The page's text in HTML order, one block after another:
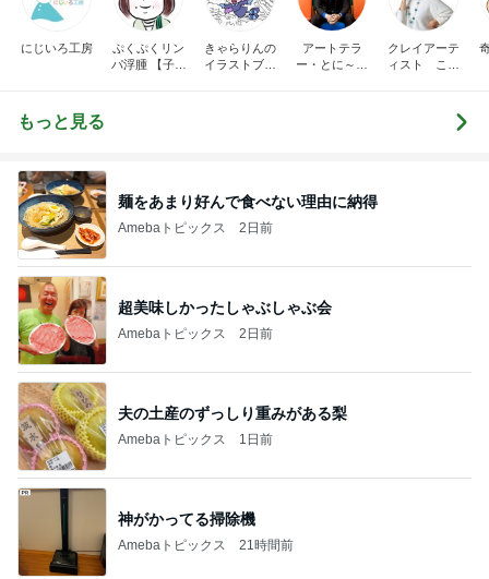
にじいろ工房
ぷくぷくリン
パ浮腫 【子宮
きゃらりんの
イラストブロ
アートテラ
ー・とに～の
クレイアーテ
ィスト こね
もっと見る
麺をあまり好んで食べない理由に納得
Amebaトピックス 2日前
超美味しかったしゃぶしゃぶ会
Amebaトピックス 2日前
夫の土産のずっしり重みがある梨
Amebaトピックス 1日前
神がかってる掃除機
Amebaトピックス 21時間前